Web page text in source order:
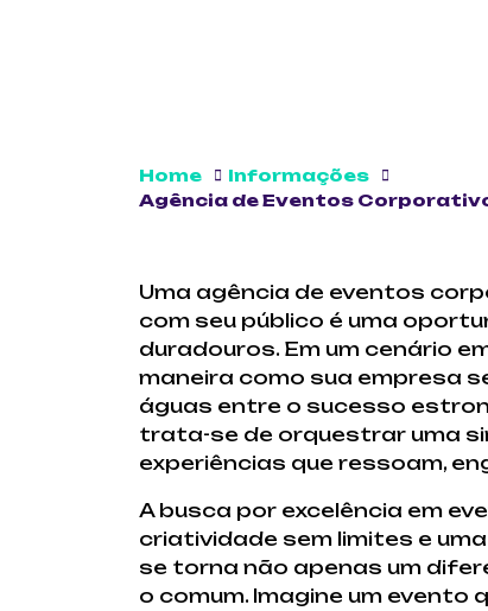
Home
Informações
Agência de Eventos
Uma agência de eventos
com seu público é uma
duradouros. Em um cenário
maneira como sua empresa
águas entre o sucesso
trata-se de orquestrar uma
experiências que ressoam,
A busca por excelência em
criatividade sem limites e
se torna não apenas um
o comum. Imagine um